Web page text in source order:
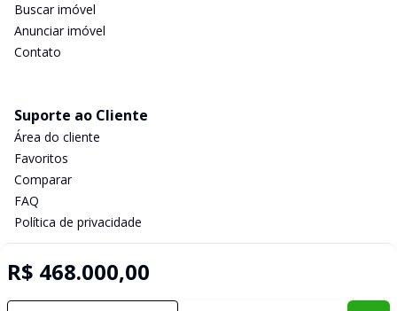
R$ 468.000,00
Buscar imóvel
Anunciar imóvel
Contato
Suporte ao Cliente
Área do cliente
Favoritos
Comparar
FAQ
Política de privacidade
Selo de Tecnologia Loft